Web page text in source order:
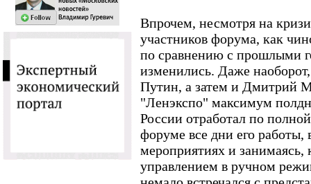
Впрочем, несмотря на
участников форума, как
по сравнению с прошлыми
изменились. Даже
Путин, а затем и Дмитрий
"Ленэкспо" максимум
России отработал по
форуме все дни его работы,
мероприятиях и занимаясь,
управлением в ручном